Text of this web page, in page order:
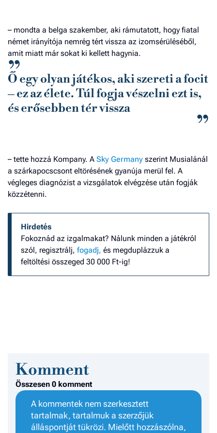
– mondta a belga szakember, aki rámutatott, hogy fiatal
német irányítója nemrég tért vissza az izomsérüléséből,
amit miatt már sokat ki kellett hagynia.
Ő egy olyan játékos, aki szereti a focit
– ez az élete. Túl fogja vészelni ezt is,
és erősebben tér vissza
– tette hozzá Kompany. A Sky Germany szerint Musialánál
a szárkapocscsont eltörésének gyanúja merül fel. A
végleges diagnózist a vizsgálatok elvégzése után fogják
közzétenni.
Hirdetés
Fokoznád az izgalmakat? Nálunk minden a játékról
szól, regisztrálj, fogadj, és megduplázzuk a
feltöltési összeged 30 000 Ft-ig!
Komment
Összesen 0 komment
A kommentek nem szerkesztett
tartalmak, tartalmuk a szerzőjük
álláspontját tükrözi. Mielőtt hozzászólna,